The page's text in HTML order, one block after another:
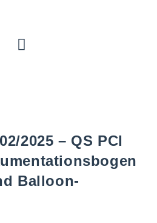
2025 – QS PCI
Balloon-